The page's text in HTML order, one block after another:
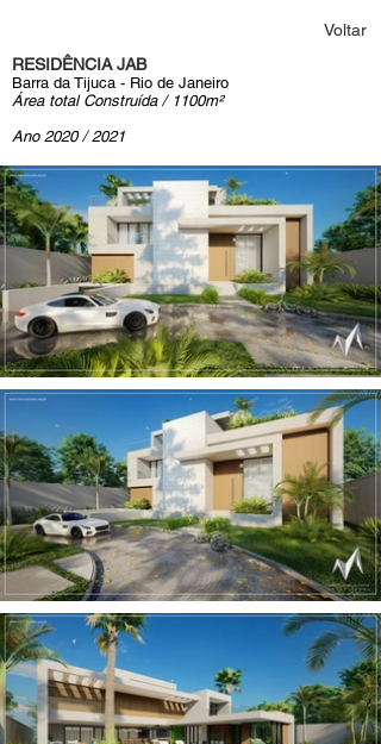
Voltar
RESIDÊNCIA JAB
Barra da Tijuca - Rio de Janeiro
Área total Construída / 1100m²
Ano 2020 / 2021